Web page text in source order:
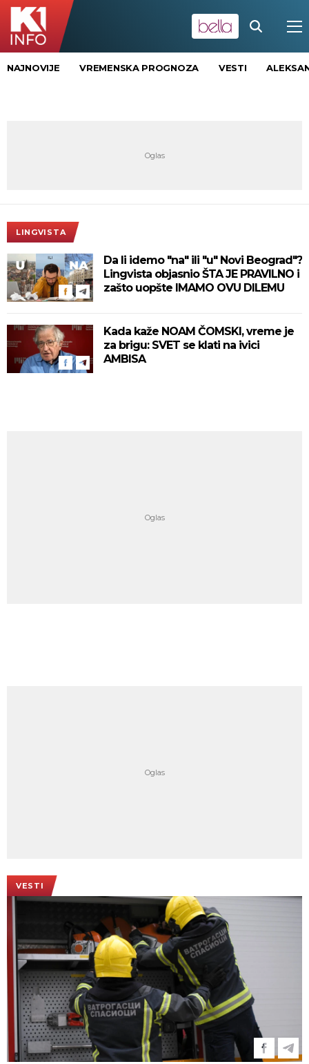
NAJNOVIJE VREMENSKA PROGNOZA VESTI
LINGVISTA
Da li idemo "na" ili "u" Novi Beograd"?
Lingvista objasnio ŠTA JE PRAVILNO i
zašto uopšte IMAMO OVU DILEMU
Kada kaže NOAM ČOMSKI, vreme je
za brigu: SVET se klati na ivici
AMBISA
VESTI